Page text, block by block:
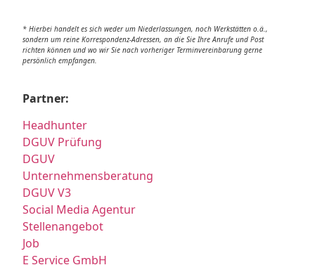
* Hierbei handelt es sich weder um Niederlassungen, noch Werkstätten o.ä.,
sondern um reine Korrespondenz-Adressen, an die Sie Ihre Anrufe und Post
richten können und wo wir Sie nach vorheriger Terminvereinbarung gerne
persönlich empfangen.
Partner:
Headhunter
DGUV Prüfung
DGUV
Unternehmensberatung
DGUV V3
Social Media Agentur
Stellenangebot
Job
E Service GmbH